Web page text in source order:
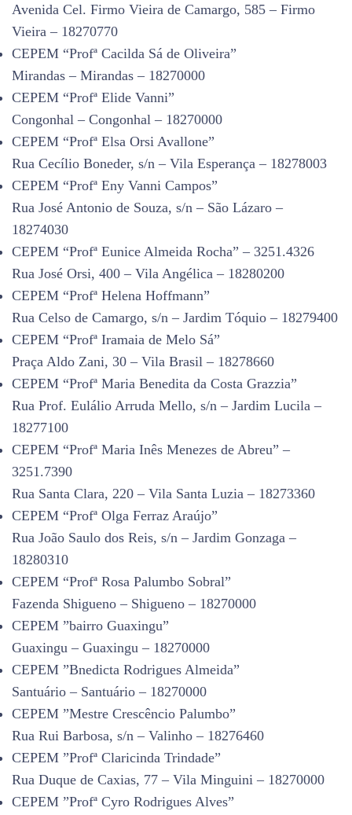
Avenida Cel. Firmo Vieira de Camargo, 585 – Firmo
Vieira – 18270770
CEPEM “Profª Cacilda Sá de Oliveira”
Mirandas – Mirandas – 18270000
CEPEM “Profª Elide Vanni”
Congonhal – Congonhal – 18270000
CEPEM “Profª Elsa Orsi Avallone”
Rua Cecílio Boneder, s/n – Vila Esperança – 18278003
CEPEM “Profª Eny Vanni Campos”
Rua José Antonio de Souza, s/n – São Lázaro –
18274030
CEPEM “Profª Eunice Almeida Rocha” – 3251.4326
Rua José Orsi, 400 – Vila Angélica – 18280200
CEPEM “Profª Helena Hoffmann”
Rua Celso de Camargo, s/n – Jardim Tóquio – 18279400
CEPEM “Profª Iramaia de Melo Sá”
Praça Aldo Zani, 30 – Vila Brasil – 18278660
CEPEM “Profª Maria Benedita da Costa Grazzia”
Rua Prof. Eulálio Arruda Mello, s/n – Jardim Lucila –
18277100
CEPEM “Profª Maria Inês Menezes de Abreu” –
3251.7390
Rua Santa Clara, 220 – Vila Santa Luzia – 18273360
CEPEM “Profª Olga Ferraz Araújo”
Rua João Saulo dos Reis, s/n – Jardim Gonzaga –
18280310
CEPEM “Profª Rosa Palumbo Sobral”
Fazenda Shigueno – Shigueno – 18270000
CEPEM ”bairro Guaxingu”
Guaxingu – Guaxingu – 18270000
CEPEM ”Bnedicta Rodrigues Almeida”
Santuário – Santuário – 18270000
CEPEM ”Mestre Crescêncio Palumbo”
Rua Rui Barbosa, s/n – Valinho – 18276460
CEPEM ”Profª Claricinda Trindade”
Rua Duque de Caxias, 77 – Vila Minguini – 18270000
CEPEM ”Profª Cyro Rodrigues Alves”